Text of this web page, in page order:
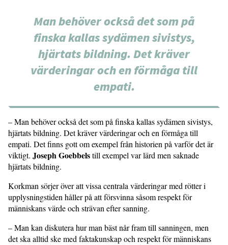
Man behöver också det som på
finska kallas sydämen sivistys,
hjärtats bildning. Det kräver
värderingar och en förmåga till
empati.
– Man behöver också det som på finska kallas sydämen sivistys,
hjärtats bildning. Det kräver värderingar och en förmåga till
empati. Det finns gott om exempel från historien på varför det är
viktigt. Joseph Goebbelstill exempel var lärd men saknade
hjärtats bildning.
Korkman sörjer över att vissa centrala värderingar med rötter i
upplysningstiden håller på att försvinna såsom respekt för
människans värde och strävan efter sanning.
– Man kan diskutera hur man bäst når fram till sanningen, men
det ska alltid ske med faktakunskap och respekt för människans